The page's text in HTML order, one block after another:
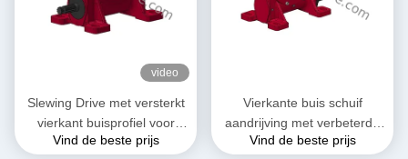
video
Slewing Drive met versterkt
vierkant buisprofiel voor
zonne-tracking systeem
Vind de beste prijs
Vierkante buis schuif
aandrijving met verbeterde
torsionele stijfheid en
Vind de beste prijs